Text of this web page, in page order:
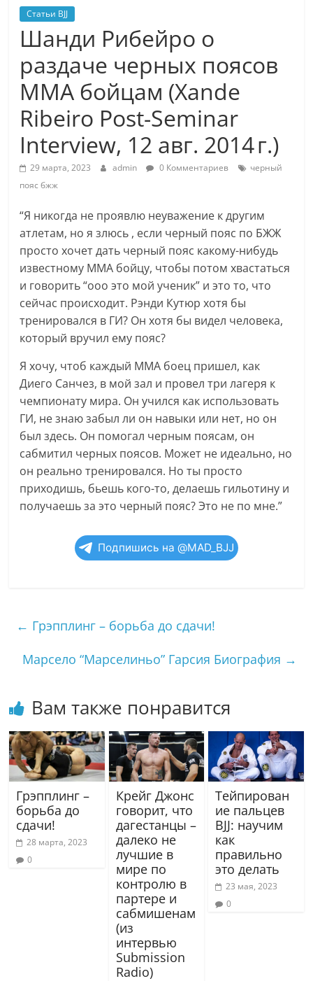
Статьи BJJ
Шанди Рибейро о
раздаче черных поясов
ММА бойцам (Xande
Ribeiro Post-Seminar
Interview, 12 авг. 2014 г.)
29 марта, 2023 admin 0 Комментариев
черный
пояс бжж
“Я никогда не проявлю неуважение к другим
атлетам, но я злюсь , если черный пояс по БЖЖ
просто хочет дать черный пояс какому-нибудь
известному ММА бойцу, чтобы потом хвастаться
и говорить “ооо это мой ученик” и это то, что
сейчас происходит. Рэнди Кутюр хотя бы
тренировался в ГИ? Он хотя бы видел человека,
который вручил ему пояс?
Я хочу, чтоб каждый ММА боец пришел, как
Диего Санчез, в мой зал и провел три лагеря к
чемпионату мира. Он учился как использовать
ГИ, не знаю забыл ли он навыки или нет, но он
был здесь. Он помогал черным поясам, он
сабмитил черных поясов. Может не идеально, но
он реально тренировался. Но ты просто
приходишь, бьешь кого-то, делаешь гильотину и
получаешь за это черный пояс? Это не по мне.”
Подпишись на @MAD_BJJ
← Грэпплинг – борьба до сдачи!
Марсело “Марселиньо” Гарсия Биография →
Вам также понравится
Грэпплинг –
борьба до
сдачи!
28 марта, 2023
0
Крейг Джонс
говорит, что
дагестанцы –
далеко не
лучшие в
мире по
контролю в
партере и
сабмишенам
(из
интервью
Submission
Radio)
Тейпирован
ие пальцев
BJJ: научим
как
правильно
это делать
23 мая, 2023
0